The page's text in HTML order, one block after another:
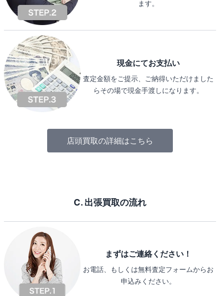
ます。
現金にてお支払い
査定金額をご提示、ご納得いただけました
らその場で現金手渡しになります。
店頭買取の詳細はこちら
C. 出張買取の流れ
まずはご連絡ください！
お電話、もしくは無料査定フォームからお
申込みください。